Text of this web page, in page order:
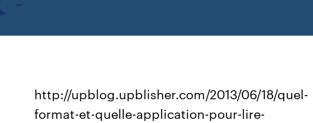
http://upblog.upblisher.com/2013/06/18/quel-
format-et-quelle-application-pour-lire-